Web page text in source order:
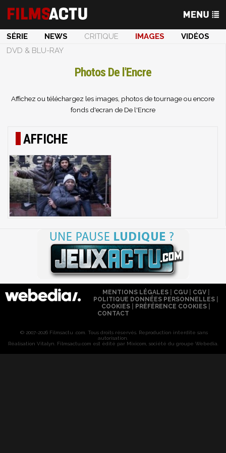
SÉRIE NEWS CRITIQUE IMAGES
VIDÉOS
DVD & BLU-RAY
Photos De l'Encre
Affichez ou téléchargez les images, photos de tournage ou encore
fonds d'ecran de De l'Encre
AFFICHE
MENTIONS LÉGALES| CGU| CGV|
POLITIQUE DONNÉES PERSONNELLES
COOKIES
PRÉFÉRENCE COOKIES
CONTACT
© 2007-2026 Filmsactu .com. Tous droits réservés. Reproduction interdite sans
autorisation.
Réalisation Vitalyn . Filmsactu .com est édité par Mixicom, société du groupe Webedia.